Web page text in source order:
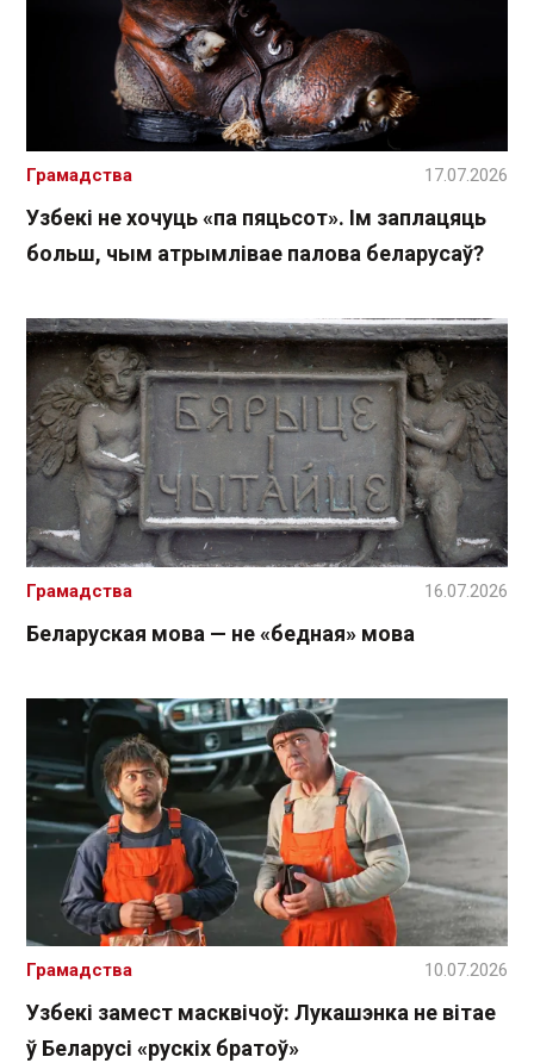
Узбекі не хочуць «па пяцьсот». Ім заплацяць
больш, чым атрымлівае палова беларусаў?
Грамадства 17.07.2026
Беларуская мова — не «бедная» мова
Грамадства 16.07.2026
Узбекі замест масквічоў: Лукашэнка не вітае
ў Беларусі «рускіх братоў»
Грамадства 10.07.2026